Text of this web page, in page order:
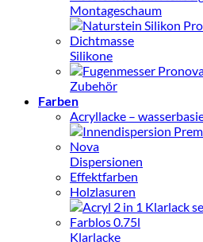
Montageschaum
Silikone
Zubehör
Farben
Acryllacke –
Dispersionen
Effektfarben
Holzlasuren
Klarlacke